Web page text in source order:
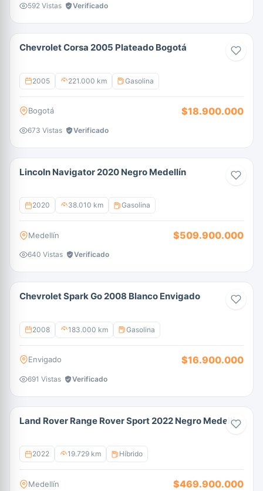
592 Vistas Verificado
Chevrolet Corsa 2005 Plateado Bogotá
2005 221.000 km Gasolina
Bogotá $18.900.000
673 Vistas Verificado
Lincoln Navigator 2020 Negro Medellín
2020 38.010 km Gasolina
Medellín $509.900.000
640 Vistas Verificado
Chevrolet Spark Go 2008 Blanco Envigado
2008 183.000 km Gasolina
Envigado $16.900.000
691 Vistas Verificado
Land Rover Range Rover Sport 2022 Negro Medellín
2022 19.729 km Híbrido
Medellín $469.900.000